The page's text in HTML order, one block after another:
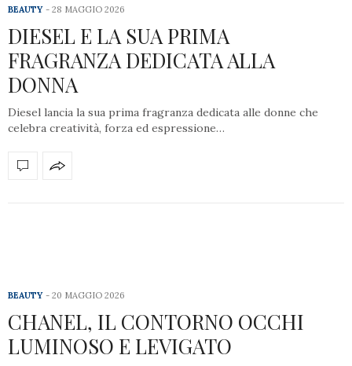
BEAUTY 28 MAGGIO 2026
DIESEL E LA SUA PRIMA
FRAGRANZA DEDICATA ALLA
DONNA
Diesel lancia la sua prima fragranza dedicata alle donne che
celebra creatività, forza ed espressione…
BEAUTY 20 MAGGIO 2026
CHANEL, IL CONTORNO OCCHI
LUMINOSO E LEVIGATO